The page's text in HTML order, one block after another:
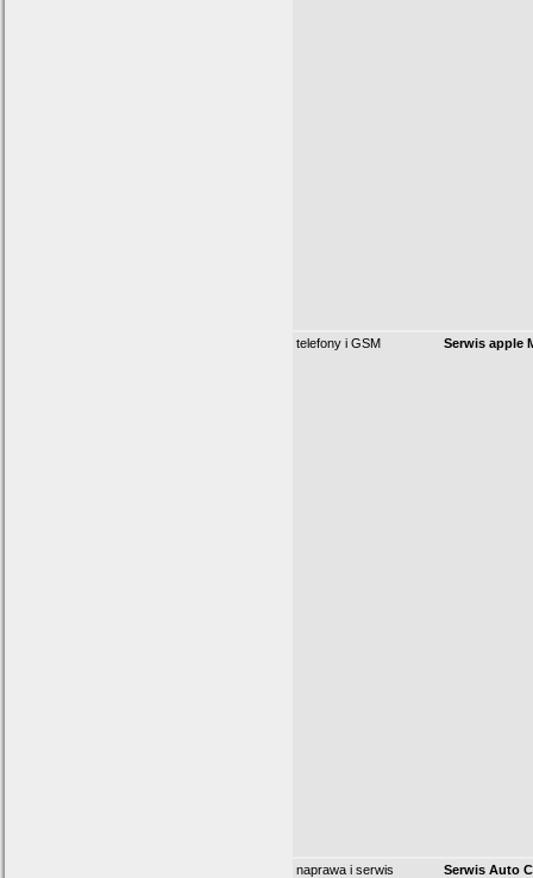
telefony i GSM Serwis apple
naprawa i serwis Serwis Auto